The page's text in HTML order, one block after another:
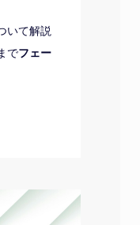
いて解説
でフェー